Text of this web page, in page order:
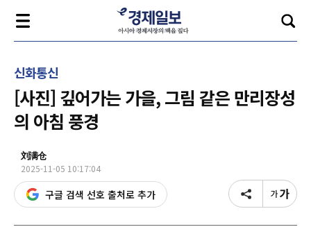
신화통신
[사진] 깊어가는 가을, 그림 같은 만리장성
의 아침 풍경
刘满仓
2025-11-05 10:17:04
구글 검색 선호 출처로 추가